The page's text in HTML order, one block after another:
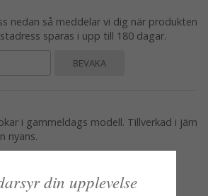
nedan så meddelar vi dig när produkten
sparas i upp till 180 dagar.
BEVAKA
i gammeldags modell. Tillverkad i järn
nyans.
din upplevelse